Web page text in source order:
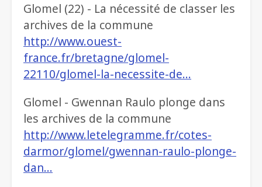
Glomel (22) - La nécessité de classer les
archives de la commune
http://www.ouest-
france.fr/bretagne/glomel-
22110/glomel-la-necessite-de…
Glomel - Gwennan Raulo plonge dans
les archives de la commune
http://www.letelegramme.fr/cotes-
darmor/glomel/gwennan-raulo-plonge-
dan…